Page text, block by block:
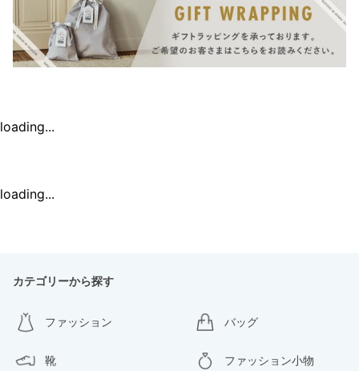
loading...
loading...
カテゴリーから探す
ファッション バッグ
靴 ファッション小物